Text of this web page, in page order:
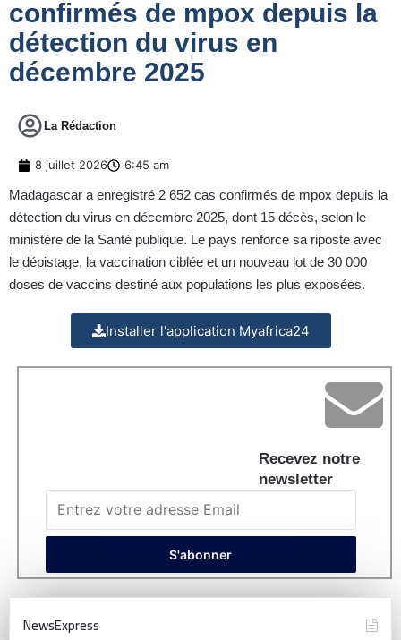
confirmés de mpox depuis la
détection du virus en
décembre 2025
La Rédaction
8 juillet 2026 6:45 am
Madagascar a enregistré 2 652 cas confirmés de mpox depuis la
détection du virus en décembre 2025, dont 15 décès, selon le
ministère de la Santé publique. Le pays renforce sa riposte avec
le dépistage, la vaccination ciblée et un nouveau lot de 30 000
doses de vaccins destiné aux populations les plus exposées.
Installer l'application Myafrica24
Recevez notre
newsletter
NewsExpress